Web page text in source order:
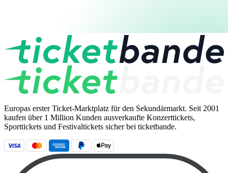
Europas erster Ticket-Marktplatz für den Sekundärmarkt. Seit 2001
kaufen über 1 Million Kunden ausverkaufte Konzerttickets,
Sporttickets und Festivaltickets sicher bei ticketbande.